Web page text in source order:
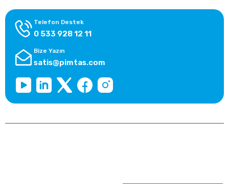
Telefon Destek
0 533 928 12 11
Bize Yazın
satis@pimtas.com